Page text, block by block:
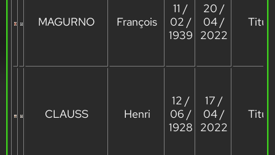
MAGURNO François
11 /
02 /
1939
20 /
04 /
2022
CLAUSS Henri
12 /
06 /
1928
17 /
04 /
2022